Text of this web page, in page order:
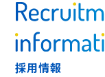
採用情報